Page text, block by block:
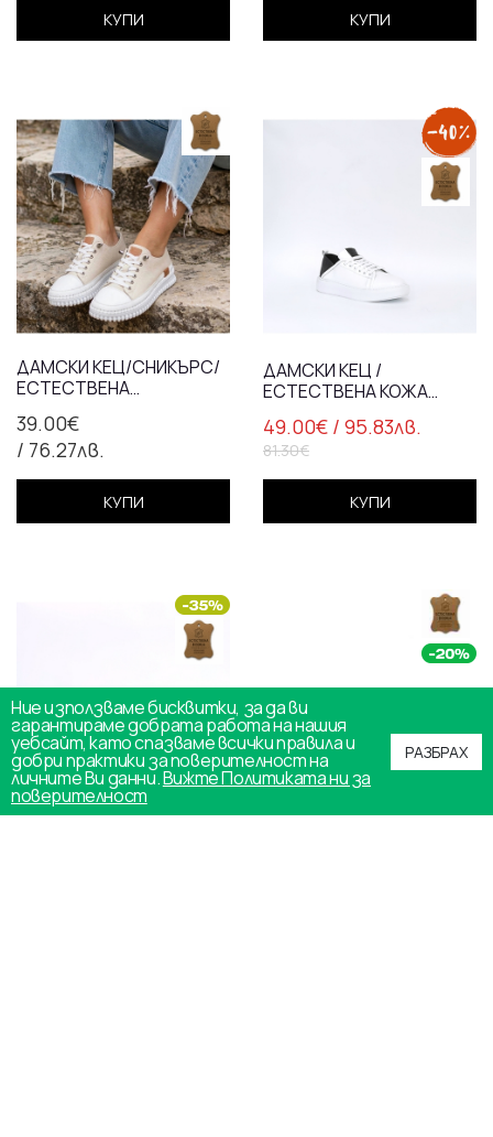
КУПИ КУПИ
39.00€
/ 76.27лв.
ДАМСКИ КЕЦ/СНИКЪРС/
ЕСТЕСТВЕНА
БЯЛО+БЕЖАВО/
АНАТОМИЧНА СТЕЛКА
КУПИ
49.00€ / 95.83лв.
81.30€
ДАМСКИ КЕЦ /
ЕСТЕСТВЕНА КОЖА
КУПИ
Ние използваме бисквитки, за да ви
гарантираме добрата работа на нашия
уебсайт, като спазваме всички правила и
добри практики за поверителност на
личните Ви данни.Вижте Политиката ни за
поверителност
РАЗБРАХ